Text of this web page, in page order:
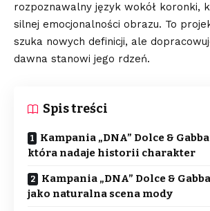
rozpoznawalny język wokół koronki,
silnej emocjonalności obrazu. To
szuka nowych definicji, ale
dawna stanowi jego rdzeń.
Spis treści
Kampania „DNA” Dolce &
która nadaje historii charakter
Kampania „DNA” Dolce &
jako naturalna scena mody